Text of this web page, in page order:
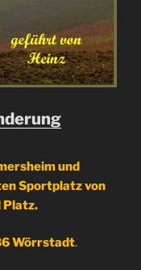
und
Sportplatz von
Platz.
Wörrstadt.